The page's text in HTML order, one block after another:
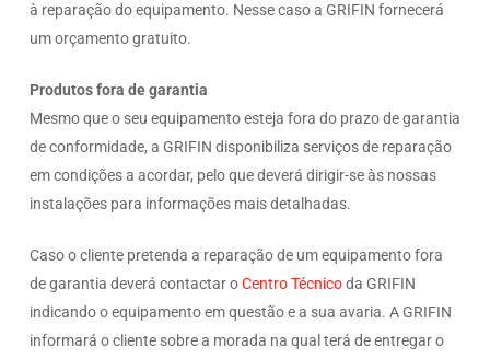
à reparação do equipamento. Nesse caso a GRIFIN fornecerá
um orçamento gratuito.
Produtos fora de garantia
Mesmo que o seu equipamento esteja fora do prazo de garantia
de conformidade, a GRIFIN disponibiliza serviços de reparação
em condições a acordar, pelo que deverá dirigir-se às nossas
instalações para informações mais detalhadas.
Caso o cliente pretenda a reparação de um equipamento fora
de garantia deverá contactar oCentro Técnicoda GRIFIN
indicando o equipamento em questão e a sua avaria. A GRIFIN
informará o cliente sobre a morada na qual terá de entregar o